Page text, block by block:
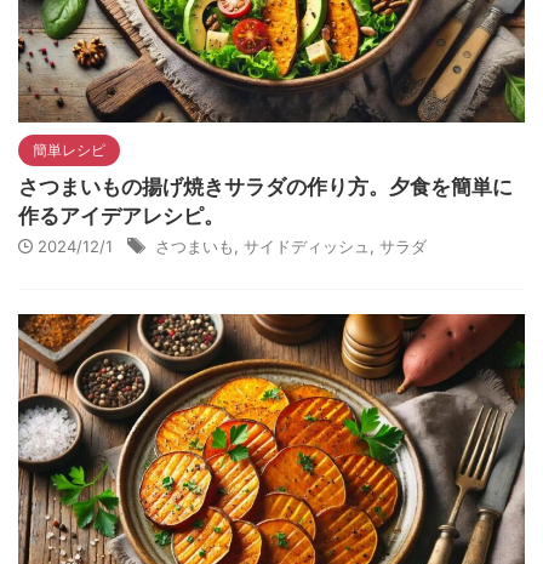
簡単レシピ
さつまいもの揚げ焼きサラダの作り方。夕食を簡単に
作るアイデアレシピ。
2024/12/1 さつまいも サイドディッシュ サラダ